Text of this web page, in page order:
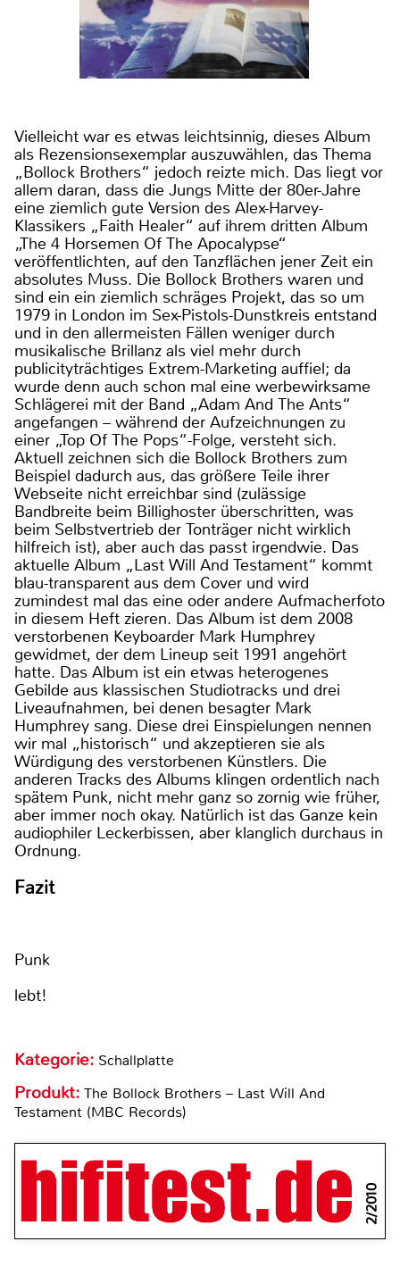
Vielleicht war es etwas leichtsinnig, dieses Album
als Rezensionsexemplar auszuwählen, das Thema
„Bollock Brothers“ jedoch reizte mich. Das liegt vor
allem daran, dass die Jungs Mitte der 80er-Jahre
eine ziemlich gute Version des Alex-Harvey-
Klassikers „Faith Healer“ auf ihrem dritten Album
„The 4 Horsemen Of The Apocalypse“
veröffentlichten, auf den Tanzflächen jener Zeit ein
absolutes Muss. Die Bollock Brothers waren und
sind ein ein ziemlich schräges Projekt, das so um
1979 in London im Sex-Pistols-Dunstkreis entstand
und in den allermeisten Fällen weniger durch
musikalische Brillanz als viel mehr durch
publicityträchtiges Extrem-Marketing auffiel; da
wurde denn auch schon mal eine werbewirksame
Schlägerei mit der Band „Adam And The Ants“
angefangen – während der Aufzeichnungen zu
einer „Top Of The Pops“-Folge, versteht sich.
Aktuell zeichnen sich die Bollock Brothers zum
Beispiel dadurch aus, das größere Teile ihrer
Webseite nicht erreichbar sind (zulässige
Bandbreite beim Billighoster überschritten, was
beim Selbstvertrieb der Tonträger nicht wirklich
hilfreich ist), aber auch das passt irgendwie. Das
aktuelle Album „Last Will And Testament“ kommt
blau-transparent aus dem Cover und wird
zumindest mal das eine oder andere Aufmacherfoto
in diesem Heft zieren. Das Album ist dem 2008
verstorbenen Keyboarder Mark Humphrey
gewidmet, der dem Lineup seit 1991 angehört
hatte. Das Album ist ein etwas heterogenes
Gebilde aus klassischen Studiotracks und drei
Liveaufnahmen, bei denen besagter Mark
Humphrey sang. Diese drei Einspielungen nennen
wir mal „historisch“ und akzeptieren sie als
Würdigung des verstorbenen Künstlers. Die
anderen Tracks des Albums klingen ordentlich nach
spätem Punk, nicht mehr ganz so zornig wie früher,
aber immer noch okay. Natürlich ist das Ganze kein
audiophiler Leckerbissen, aber klanglich durchaus in
Ordnung.
Fazit
Punk
lebt!
Kategorie: Schallplatte
Produkt: The Bollock Brothers – Last Will And
Testament (MBC Records)
2/2010